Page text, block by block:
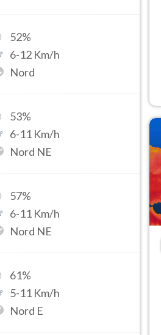
52%
6-12 Km/h
Nord
53%
6-11 Km/h
Nord NE
57%
6-11 Km/h
Nord NE
61%
5-11 Km/h
Nord E